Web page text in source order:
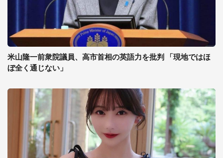
米山隆一前衆院議員、高市首相の英語力を批判 「現地ではほ
ぼ全く通じない」